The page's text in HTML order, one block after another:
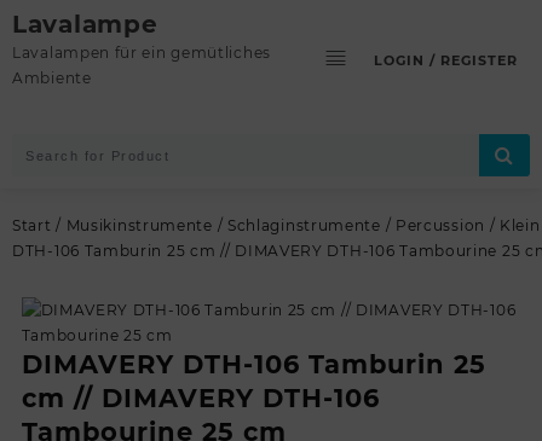
Skip
to
content
Lavalampe
Lavalampen für ein gemütliches
Ambiente
LOGIN / REGISTER
Start / Musikinstrumente / Schlaginstrumente / Percussion /
DTH-106 Tamburin 25 cm // DIMAVERY DTH-106 Tambourine 25
DIMAVERY DTH-106 Tamburin 25
cm // DIMAVERY DTH-106
Tambourine 25 cm